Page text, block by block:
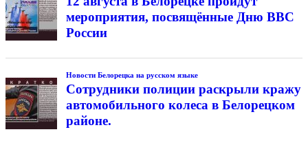
мероприятия, посвящённые Дню ВВС
России
Новости Белорецка на русском языке
Сотрудники полиции раскрыли кражу
автомобильного колеса в Белорецком
районе.